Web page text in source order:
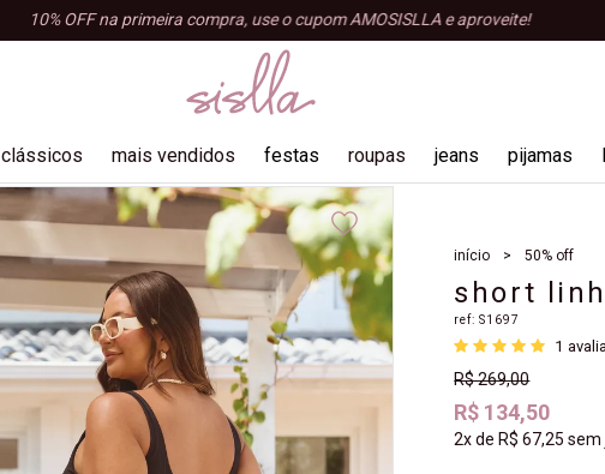
10% OFF na primeira compra, use o cupom AMOSISLLA e aproveite!
clássicos mais vendidos festas roupas
shorts e bermudas
tops e croppeds
regatas
acessórios
macacão
jeans pijamas
início 50% off
short
ref:S1697
1
R$ 269,00
R$ 134,50
2xde R$ 67,25 sem